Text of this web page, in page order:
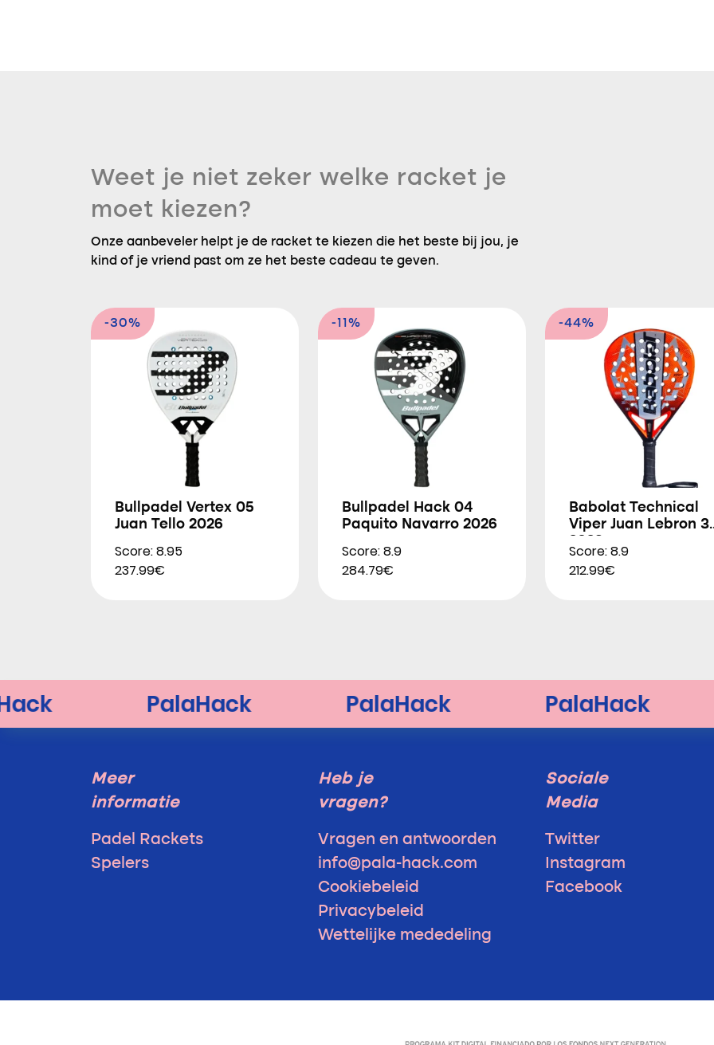
Weet je niet zeker welke racket je
moet kiezen?
Onze aanbeveler helpt je de racket te kiezen die het beste bij jou, je
kind of je vriend past om ze het beste cadeau te geven.
-30%
Bullpadel Vertex 05
Juan Tello 2026
Score: 8.95
237.99€
-11%
Bullpadel Hack 04
Paquito Navarro 2026
Score: 8.9
284.79€
-44%
Babolat Technical
Viper Juan Lebron
Score: 8.9
212.99€
Meer
informatie
Padel Rackets
Spelers
Heb je
vragen?
Vragen en antwoorden
info@pala-hack.com
Cookiebeleid
Privacybeleid
Wettelijke mededeling
Sociale
Media
Twitter
Instagram
Facebook